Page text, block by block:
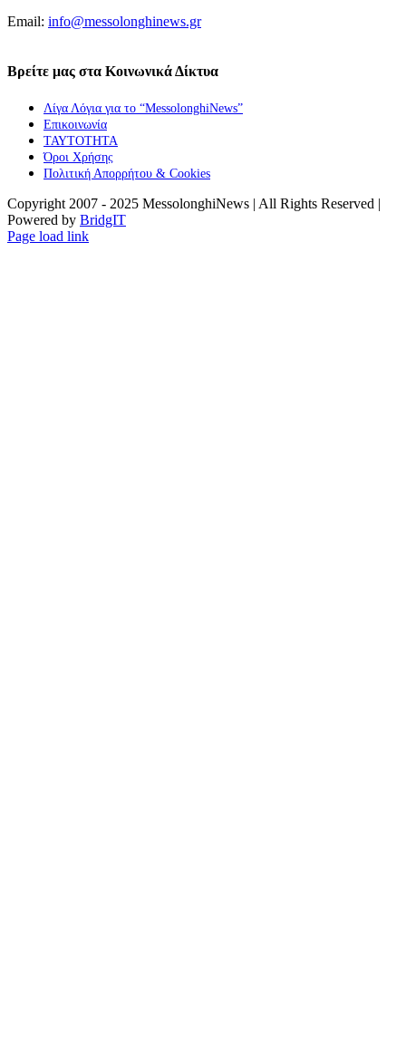
Email: info@messolonghinews.gr
Βρείτε μας στα Κοινωνικά Δίκτυα
Λίγα Λόγια για το “MessolonghiNews”
Επικοινωνία
ΤΑΥΤΟΤΗΤΑ
Όροι Χρήσης
Πολιτική Απορρήτου & Cookies
Copyright 2007 - 2025 MessolonghiNews | All Rights Reserved |
Powered by BridgIT
YouTube
Facebook
Instagram
Page load link